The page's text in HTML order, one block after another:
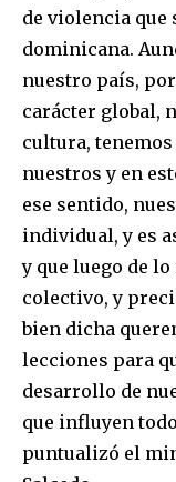
de violencia que
dominicana.
nuestro país,
carácter global,
cultura,
nuestros y en
ese sentido,
individual, y es
y que luego de
colectivo, y
bien dicha
lecciones para
desarrollo de
que influyen
puntualizó el